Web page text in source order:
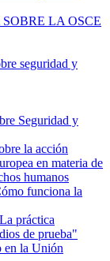
LA OSCE
seguridad y
Seguridad y
la acción
en materia de
humanos
funciona la
práctica
de prueba"
en la Unión